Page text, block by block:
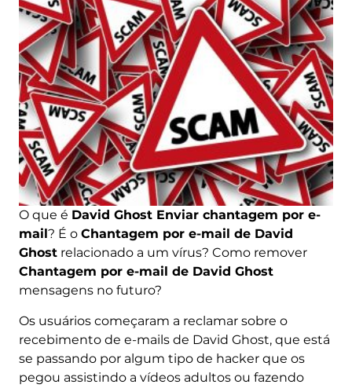
O que é David Ghost Enviar chantagem por e-
mail? É o Chantagem por e-mail de David
Ghostrelacionado a um vírus? Como remover
Chantagem por e-mail de David Ghost
mensagens no futuro?
Os usuários começaram a reclamar sobre o
recebimento de e-mails de David Ghost, que está
se passando por algum tipo de hacker que os
pegou assistindo a vídeos adultos ou fazendo